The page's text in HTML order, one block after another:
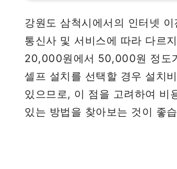
강원도 삼척시에서의 인터넷
통신사 및 서비스에 따라 다르
20,000원에서 50,000원 정도
셀프 설치를 선택할 경우 설치
있으므로, 이 점을 고려하여 비
있는 방법을 찾아보는 것이 좋